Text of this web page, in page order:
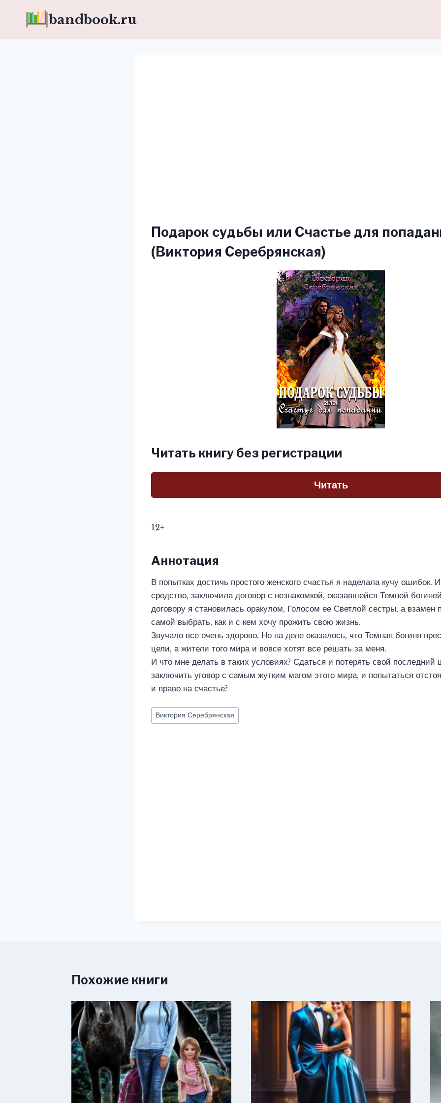
bandbook.ru
Подарок судьбы или Счастье для
(Виктория Серебрянская)
Читать книгу без регистрации
Читать
12+
Аннотация
В попытках достичь простого женского счастья я наделала кучу ошибок.
средство, заключила договор с незнакомкой, оказавшейся Темной
договору я становилась оракулом, Голосом ее Светлой сестры, а взамен
самой выбрать, как и с кем хочу прожить свою жизнь.
Звучало все очень здорово. Но на деле оказалось, что Темная богиня
цели, а жители того мира и вовсе хотят все решать за меня.
И что мне делать в таких условиях? Сдаться и потерять свой последний
заключить уговор с самым жутким магом этого мира, и попытаться
и право на счастье?
Метки
записи:
Виктория Серебрянская
Похожие книги